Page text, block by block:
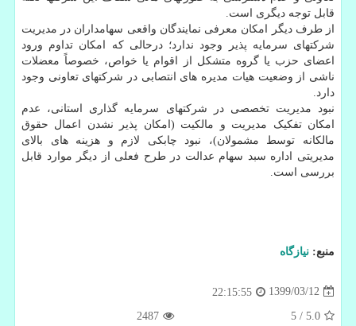
قابل توجه دیگری است.
از طرف دیگر امکان معرفی نمایندگان واقعی سهامداران در مدیریت
شرکتهای سرمایه پذیر وجود ندارد؛ درحالی که امکان تداوم ورود
اعضای حزب یا گروه متشکل از اقوام یا خواص، خصوصاً معضلات
ناشی از وضعیت هیات مدیره های انتصابی در شرکتهای تعاونی وجود
دارد.
نبود مدیریت تخصصی در شرکتهای سرمایه گذاری استانی، عدم
امکان تفکیک مدیریت و مالکیت (امکان پذیر نشدن اعمال حقوق
مالکانه توسط مشمولان)، نبود چابکی لازم و هزینه های بالای
مدیریتی اداره سبد سهام عدالت در طرح فعلی از دیگر موارد قابل
بررسی است.
منبع: نیازگاه
1399/03/12
22:15:55
5.0
/
5
2487